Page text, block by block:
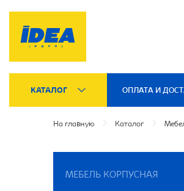
КАТАЛОГ ОПЛАТА И
На главную Каталог
МЕБЕЛЬ КОРПУСНАЯ